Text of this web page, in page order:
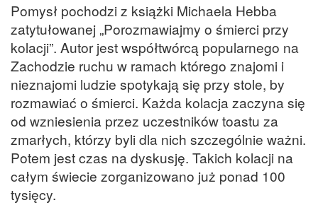
Pomysł pochodzi z książki Michaela Hebba
zatytułowanej „Porozmawiajmy o śmierci przy
kolacji”. Autor jest współtwórcą popularnego na
Zachodzie ruchu w ramach którego znajomi i
nieznajomi ludzie spotykają się przy stole, by
rozmawiać o śmierci. Każda kolacja zaczyna się
od wzniesienia przez uczestników toastu za
zmarłych, którzy byli dla nich szczególnie ważni.
Potem jest czas na dyskusję. Takich kolacji na
całym świecie zorganizowano już ponad 100
tysięcy.